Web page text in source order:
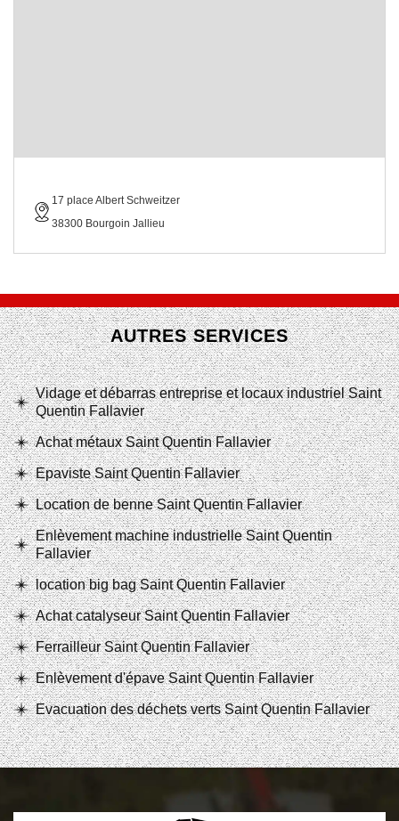
17 place Albert Schweitzer
38300 Bourgoin Jallieu
AUTRES SERVICES
Vidage et débarras entreprise et locaux industriel Saint
Quentin Fallavier
Achat métaux Saint Quentin Fallavier
Epaviste Saint Quentin Fallavier
Location de benne Saint Quentin Fallavier
Enlèvement machine industrielle Saint Quentin
Fallavier
location big bag Saint Quentin Fallavier
Achat catalyseur Saint Quentin Fallavier
Ferrailleur Saint Quentin Fallavier
Enlèvement d'épave Saint Quentin Fallavier
Evacuation des déchets verts Saint Quentin Fallavier